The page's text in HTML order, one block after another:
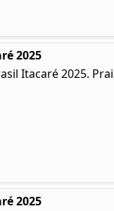
2025
Itacaré 2025.
2025